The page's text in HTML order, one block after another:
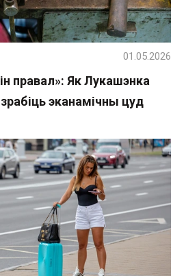
правал»: Як Лукашэнка
эканамічны цуд
01.05.2026